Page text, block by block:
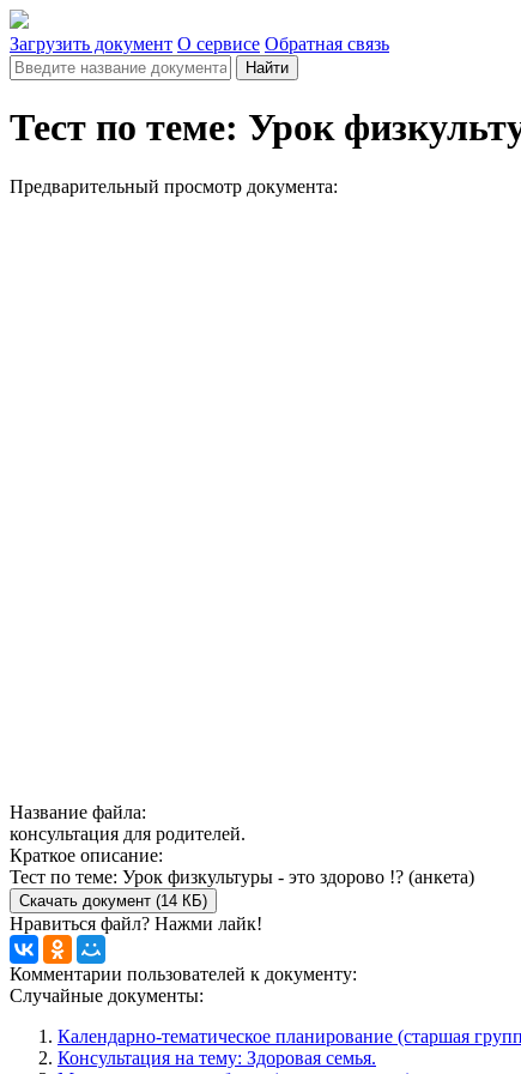
Загрузить документ О сервисе Обратная связь
Найти
Тест по теме: Урок
Предварительный просмотр документа:
Название файла:
консультация для родителей.
Краткое описание:
Тест по теме: Урок физкультуры - это здорово !? (анкета)
Скачать документ (14 КБ)
Нравиться файл? Нажми лайк!
Комментарии пользователей к документу:
Случайные документы:
Календарно-тематическое планирование (старшая
Консультация на тему: Здоровая семья.